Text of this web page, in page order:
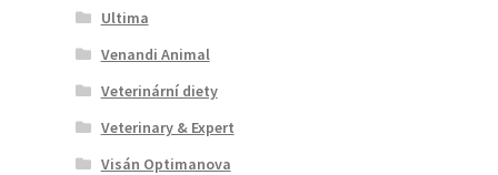
Ultima
Venandi Animal
Veterinární diety
Veterinary & Expert
Visán Optimanova